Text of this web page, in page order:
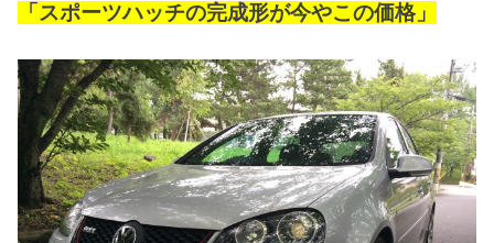
「スポーツハッチの完成形が今やこの価格」